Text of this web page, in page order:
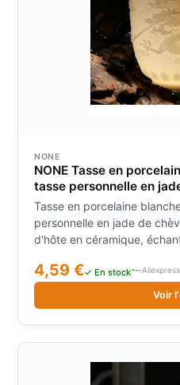
NONE
NONE Tasse en
tasse personnelle en
thé, tasse d'hôte en
tasse de thé, tasse de
Tasse en porcelaine
personnelle en jade de
d'hôte en céramique,
4,59 €✓ En stock
Voir